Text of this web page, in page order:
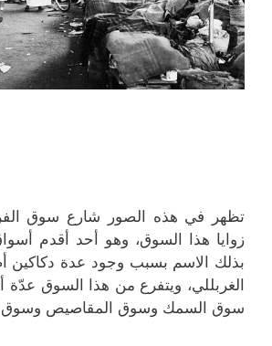
تظهر في هذه الصور شارع سوق
زوايا هذا السوق، وهو أحد أقدم
بذلك الاسم بسبب وجود عدة دكاكين
الغربللي، ويتفرع من هذا السوق عدّة
سوق السمك وسوق المقاصيص وسوق